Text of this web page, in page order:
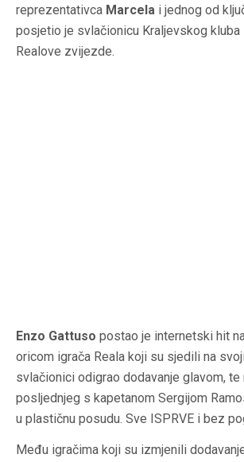
reprezentativca Marcela i jednog od
posjetio je svlačionicu Kraljevskog kluba
Realove zvijezde.
Enzo Gattuso postao je internetski hit
oricom igrača Reala koji su sjedili na
svlačionici odigrao dodavanje glavom, te
posljednjeg s kapetanom Sergijom
u plastičnu posudu. Sve ISPRVE i bez
Među igračima koji su izmjenili